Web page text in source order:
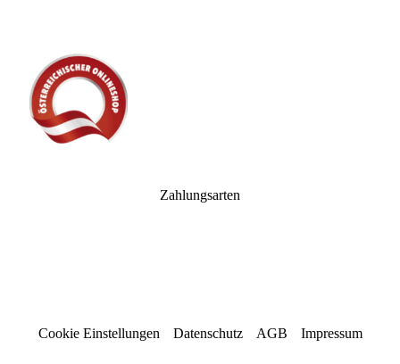
Zahlungsarten
Cookie Einstellungen Datenschutz AGB Impressum